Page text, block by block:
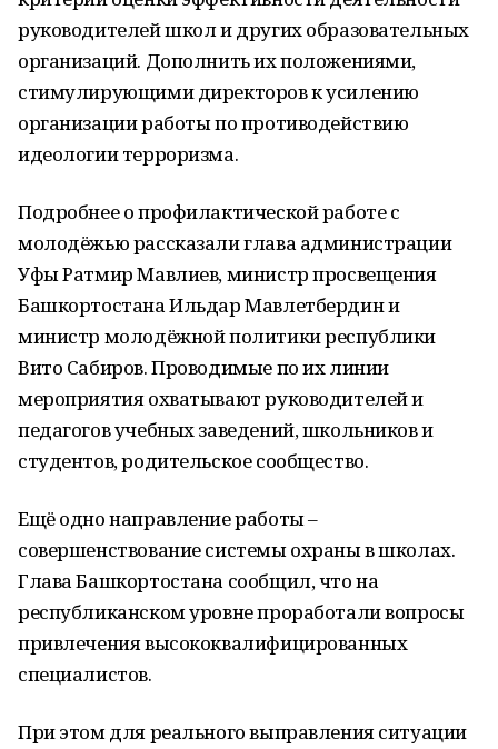
руководителей школ и других образовательных
организаций. Дополнить их положениями,
стимулирующими директоров к усилению
организации работы по противодействию
идеологии терроризма.
Подробнее о профилактической работе с
молодёжью рассказали глава администрации
Уфы Ратмир Мавлиев, министр просвещения
Башкортостана Ильдар Мавлетбердин и
министр молодёжной политики республики
Вито Сабиров. Проводимые по их линии
мероприятия охватывают руководителей и
педагогов учебных заведений, школьников и
студентов, родительское сообщество.
Ещё одно направление работы –
совершенствование системы охраны в школах.
Глава Башкортостана сообщил, что на
республиканском уровне проработали вопросы
привлечения высококвалифицированных
специалистов.
При этом для реального выправления ситуации